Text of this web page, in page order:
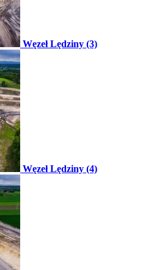
Węzeł Lędziny (3)
Węzeł Lędziny (4)